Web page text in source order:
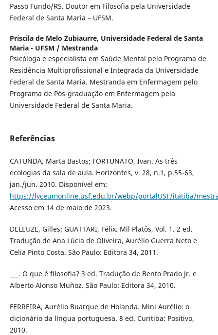
Passo Fundo/RS. Doutor em Filosofia pela Universidade
Federal de Santa Maria – UFSM.
Priscila de Melo Zubiaurre, Universidade Federal de Santa
Maria - UFSM / Mestranda
Psicóloga e especialista em Saúde Mental pelo Programa de
Residência Multiprofissional e Integrada da Universidade
Federal de Santa Maria. Mestranda em Enfermagem pelo
Programa de Pós-graduação em Enfermagem pela
Universidade Federal de Santa Maria.
Referências
CATUNDA, Marta Bastos; FORTUNATO, Ivan. As três
ecologias da sala de aula. Horizontes, v. 28, n.1, p.55-63,
jan./jun. 2010. Disponível em:
https://lyceumonline.usf.edu.br/webp/portalUSF/itatiba/
Acesso em 14 de maio de 2023.
DELEUZE, Gilles; GUATTARI, Félix. Mil Platôs, Vol. 1. 2 ed.
Tradução de Ana Lúcia de Oliveira, Aurélio Guerra Neto e
Celia Pinto Costa. São Paulo: Editora 34, 2011.
___. O que é filosofia? 3 ed. Tradução de Bento Prado Jr. e
Alberto Alonso Muñoz. São Paulo: Editora 34, 2010.
FERREIRA, Aurélio Buarque de Holanda. Mini Aurélio: o
dicionário da língua portuguesa. 8 ed. Curitiba: Positivo,
2010.